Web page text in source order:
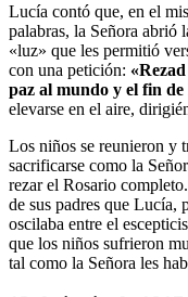
Lucía contó que, en el
palabras, la Señora abrió
«luz» que les permitió
con una petición:
paz al mundo y el fin
elevarse en el aire,
Los niños se reunieron y
sacrificarse como la
rezar el Rosario
de sus padres que Lucía,
oscilaba entre el
que los niños sufrieron
tal como la Señora les